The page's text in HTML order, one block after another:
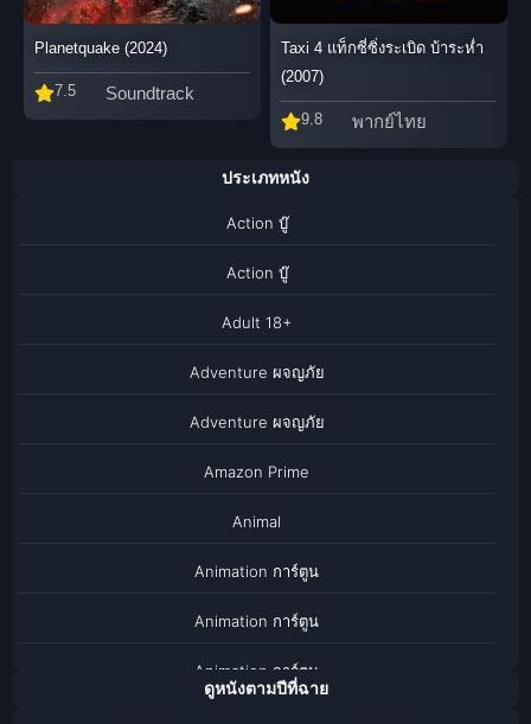
Planetquake (2024)
7.5 Soundtrack
Taxi 4 แท็กซี่ซิ่งระเบิด บ้าระห่ำ
(2007)
9.8 พากย์ไทย
ประเภทหนัง
Action บู๊
Action บู๊
Adult 18+
Adventure ผจญภัย
Adventure ผจญภัย
Amazon Prime
Animal
Animation การ์ตูน
Animation การ์ตูน
Animation การ์ตูน
ดูหนังตามปีที่ฉาย